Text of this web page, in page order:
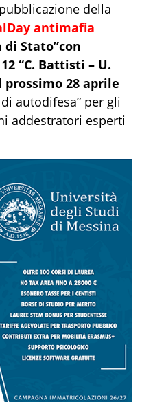
della
Day antimafia
di Stato”con
“C. Battisti – U.
prossimo 28 aprile
autodifesa” per gli
addestratori esperti